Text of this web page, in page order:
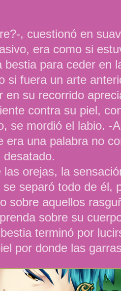
, cuestionó en
era como si
bestia para ceder en
si fuera un arte
en su recorrido
contra su piel,
se mordió el labio.
era una palabra no
desatado.
las orejas, la
separó todo de él,
sobre aquellos
sobre su
terminó por
por donde las